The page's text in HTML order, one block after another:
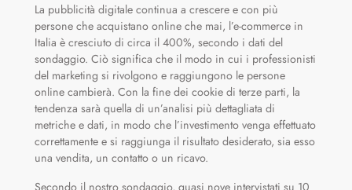
La pubblicità digitale continua a crescere e con più
persone che acquistano online che mai, l’e-commerce in
Italia è cresciuto di circa il 400%, secondo i dati del
sondaggio. Ciò significa che il modo in cui i professionisti
del marketing si rivolgono e raggiungono le persone
online cambierà. Con la fine dei cookie di terze parti, la
tendenza sarà quella di un’analisi più dettagliata di
metriche e dati, in modo che l’investimento venga effettuato
correttamente e si raggiunga il risultato desiderato, sia esso
una vendita, un contatto o un ricavo.
Secondo il nostro sondaggio, quasi nove intervistati su 10